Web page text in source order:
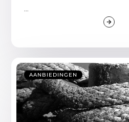
...
AANBIEDINGEN